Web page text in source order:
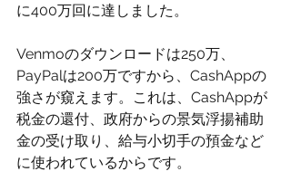
に400万回に達しました。
Venmoのダウンロードは250万、
PayPalは200万ですから、CashAppの
強さが窺えます。これは、CashAppが
税金の還付、政府からの景気浮揚補助
金の受け取り、給与小切手の預金など
に使われているからです。